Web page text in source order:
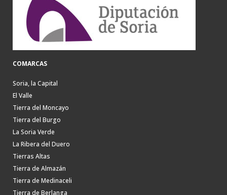
COMARCAS
Soria, la Capital
El Valle
Tierra del Moncayo
Tierra del Burgo
La Soria Verde
La Ribera del Duero
Tierras Altas
Tierra de Almazán
Tierra de Medinaceli
Tierra de Berlanga